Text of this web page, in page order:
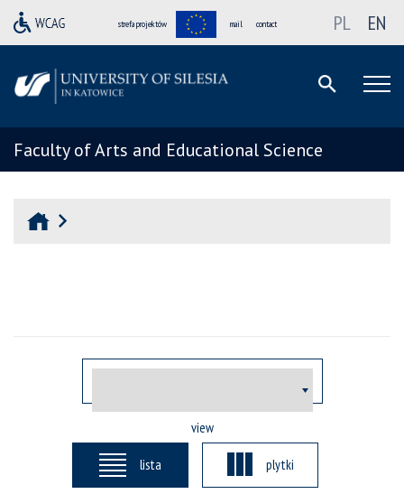
strefa projektów mail contact PL EN
Faculty of Arts and Educational Science
view
lista plytki